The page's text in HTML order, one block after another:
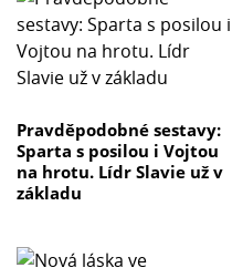
Pravděpodobné sestavy:
Sparta s posilou i Vojtou
na hrotu. Lídr Slavie už v
základu